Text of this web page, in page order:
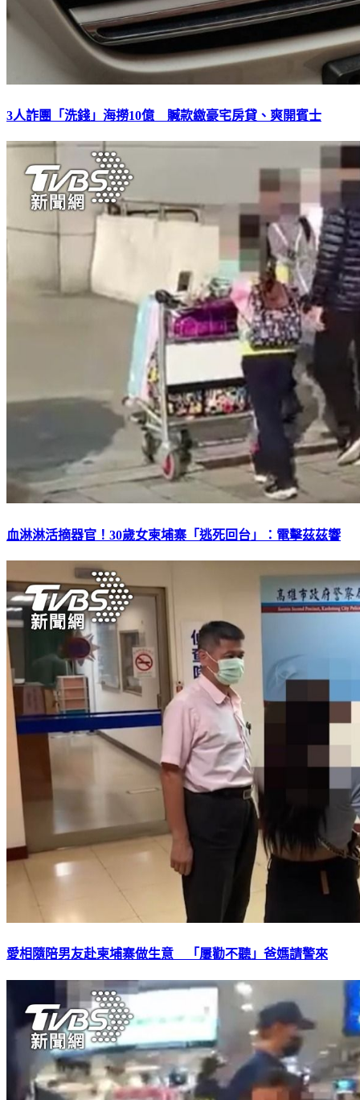
3人詐團「洗錢」海撈10億 贓款繳豪宅房貸、爽開賓士
血淋淋活摘器官！30歲女柬埔寨「逃死回台」：電擊茲茲響
愛相隨陪男友赴柬埔寨做生意 「屢勸不聽」爸媽請警來